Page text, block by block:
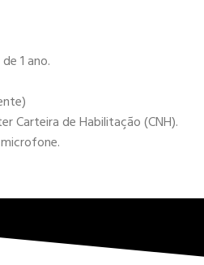
1 ano.
Carteira de Habilitação (CNH).